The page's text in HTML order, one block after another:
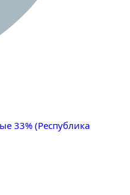
33% (Республика